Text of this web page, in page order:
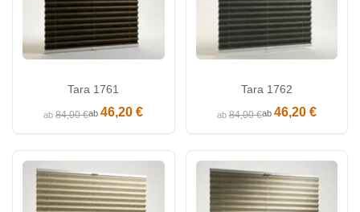
Tara 1761
ab84,00 €ab46,20 €
Tara 1762
ab84,00 €ab 46,20 €